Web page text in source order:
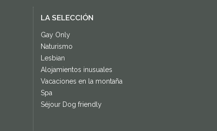
LA SELECCIÓN
Gay Only
Naturismo
Lesbian
Alojamientos inusuales
Vacaciones en la montaña
Spa
Séjour Dog friendly